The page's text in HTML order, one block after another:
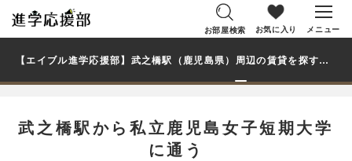
お部屋検索 お気に入り メニュー
【エイブル進学応援部】武之橋駅（鹿児島県）周辺の賃貸を探す｜私立鹿児島女子短期大学学生・大学生の一人暮らし向け賃貸マンション・アパート
武之橋駅から私立鹿児島女子短期大学
に通う